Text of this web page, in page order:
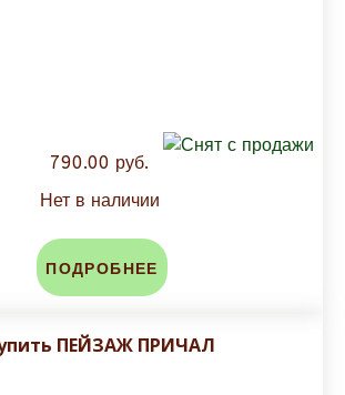
790.00 руб.
Нет в наличии
ПОДРОБНЕЕ
ПЕЙЗАЖ ПРИЧАЛ